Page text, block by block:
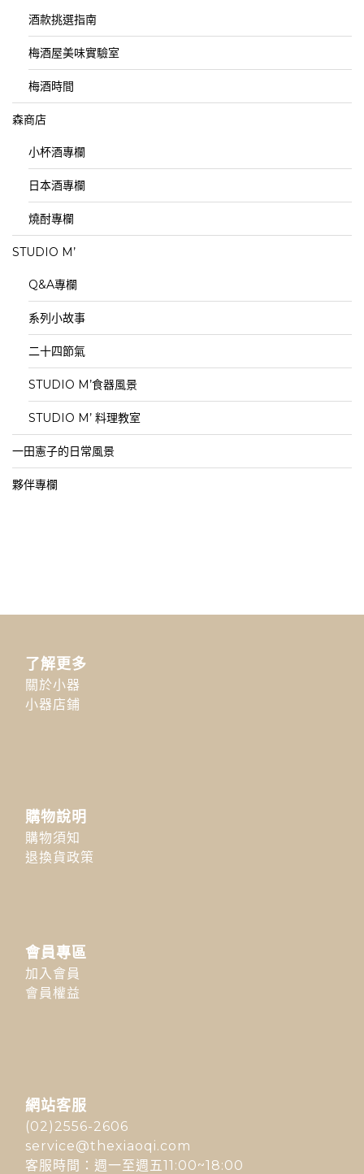
酒款挑選指南
梅酒屋美味實驗室
梅酒時間
森商店
小杯酒專欄
日本酒專欄
燒酎專欄
STUDIO M’
Q&A專欄
系列小故事
二十四節氣
STUDIO M’食器風景
STUDIO M’ 料理教室
一田憲子的日常風景
夥伴專欄
了解更多
關於小器
小器店鋪
購物說明
購物須知
退換貨政策
會員專區
加入會員
會員權益
網站客服
(02)2556-2606
service@thexiaoqi.com
客服時間：週一至週五11:00~18:00